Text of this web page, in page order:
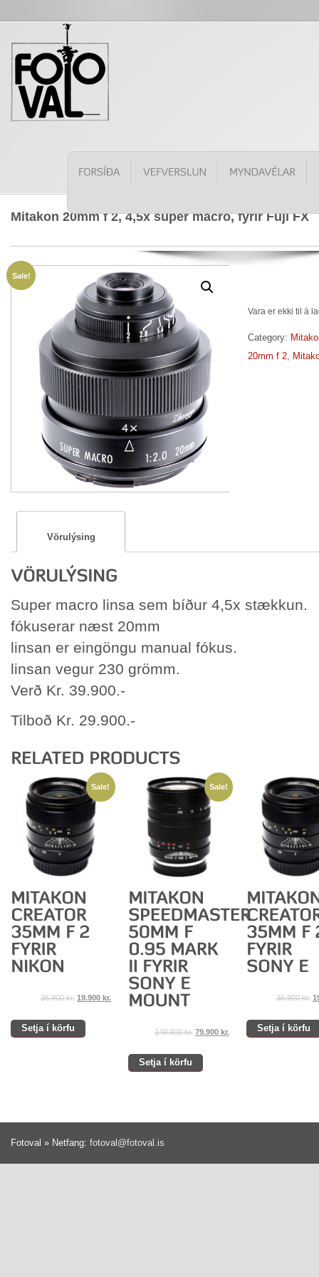
Mitakon 20mm f 2, 4,5x super macro, fyrir Fuji FX
Sale!
Vara er ekki til á
Category:
20mm f 2,
Vörulýsing
Super macro linsa sem bíður 4,5x stækkun.
fókuserar næst 20mm
linsan er eingöngu manual fókus.
linsan vegur 230 grömm.
Verð Kr. 39.900.-
Tilboð Kr. 29.900.-
Sale!
36.900kr. 19.900kr.
Setja í körfu
Sale!
149.900kr. 79.900 kr.
Setja í körfu
36.900kr.
Setja í körfu
Fotoval » Netfang: fotoval@fotoval.is